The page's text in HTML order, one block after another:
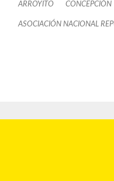
ARROYITO CONCEPCIÓN
ASOCIACIÓN NACIONAL